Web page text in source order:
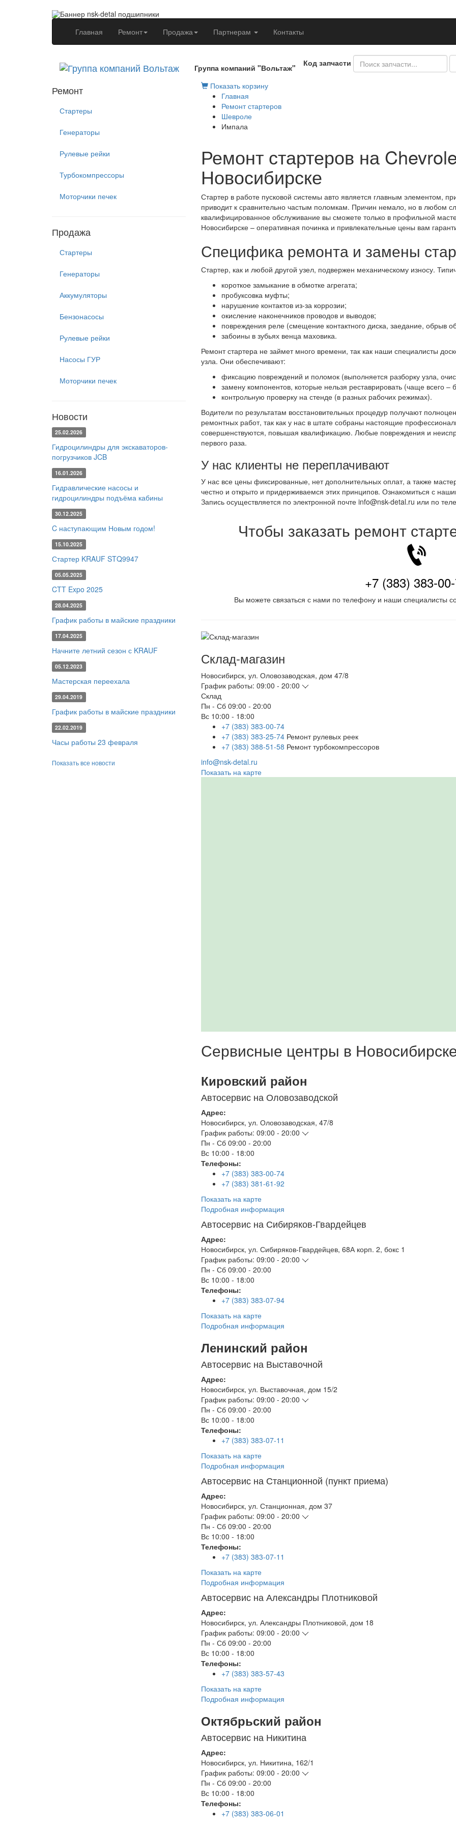
Главная (current)Ремонт Продажа Партнерам Контакты
Группа компаний "Вольтаж"
Код запчасти
Ремонт
Стартеры
Генераторы
Рулевые рейки
Турбокомпрессоры
Моторчики печек
Продажа
Стартеры
Генераторы
Аккумуляторы
Бензонасосы
Рулевые рейки
Насосы ГУР
Моторчики печек
Новости
25.02.2026
Гидроцилиндры для экскаваторов-
погрузчиков JCB
16.01.2026
Гидравлические насосы и
гидроцилиндры подъёма кабины
30.12.2025
C наступающим Новым годом!
15.10.2025
Стартер KRAUF STQ9947
05.05.2025
CTT Expo 2025
28.04.2025
График работы в майские праздники
17.04.2025
Начните летний сезон с KRAUF
05.12.2023
Мастерская переехала
29.04.2019
График работы в майские праздники
22.02.2019
Часы работы 23 февраля
Показать все новости
Показать корзину
Главная
Ремонт стартеров
Шевроле
Импала
Ремонт стартеров на
Новосибирске
Стартер в работе пусковой системы авто является главным элементом,
приводит к сравнительно частым поломкам. Причин немало, но в любом
квалифицированное обслуживание вы сможете только в профильной
Новосибирске – оперативная починка и привлекательные цены вам
Специфика ремонта и замены
Стартер, как и любой другой узел, подвержен механическому износу.
короткое замыкание в обмотке агрегата;
пробуксовка муфты;
нарушение контактов из-за коррозии;
окисление наконечников проводов и выводов;
повреждения реле (смещение контактного диска, заедание, обрыв
забоины в зубьях венца маховика.
Ремонт стартера не займет много времени, так как наши специалисты
узла. Они обеспечивают:
фиксацию повреждений и поломок (выполняется разборку узла,
замену компонентов, которые нельзя реставрировать (чаще всего –
контрольную проверку на стенде (в разных рабочих режимах).
Водители по результатам восстановительных процедур получают
ремонтных работ, так как у нас в штате собраны настоящие
совершенствуются, повышая квалификацию. Любые повреждения и
первого раза.
У нас клиенты не переплачивают
У нас все цены фиксированные, нет дополнительных оплат, а также
честно и открыто и придерживаемся этих принципов. Ознакомиться с
Запись осуществляется по электронной почте info@nsk-detal.ru или по
Чтобы заказать ремонт
+7 (383) 383-
Вы можете связаться с нами по телефону и наши специалисты
Склад-магазин
Новосибирск, ул. Оловозаводская, дом 47/8
График работы: 09:00 - 20:00
Склад
Пн - Сб 09:00 - 20:00
Вс 10:00 - 18:00
+7 (383) 383-00-74
+7 (383) 383-25-74 Ремонт рулевых реек
+7 (383) 388-51-58 Ремонт турбокомпрессоров
info@nsk-detal.ru
Показать на карте
Сервисные центры в
Кировский район
Автосервис на Оловозаводской
Адрес:
Новосибирск, ул. Оловозаводская, 47/8
График работы: 09:00 - 20:00
Пн - Сб 09:00 - 20:00
Вс 10:00 - 18:00
Телефоны:
+7 (383) 383-00-74
+7 (383) 381-61-92
Показать на карте
Подробная информация
Автосервис на Сибиряков-Гвардейцев
Адрес:
Новосибирск, ул. Сибиряков-Гвардейцев, 68А корп. 2, бокс 1
График работы: 09:00 - 20:00
Пн - Сб 09:00 - 20:00
Вс 10:00 - 18:00
Телефоны:
+7 (383) 383-07-94
Показать на карте
Подробная информация
Ленинский район
Автосервис на Выставочной
Адрес:
Новосибирск, ул. Выставочная, дом 15/2
График работы: 09:00 - 20:00
Пн - Сб 09:00 - 20:00
Вс 10:00 - 18:00
Телефоны:
+7 (383) 383-07-11
Показать на карте
Подробная информация
Автосервис на Станционной (пункт приема)
Адрес:
Новосибирск, ул. Станционная, дом 37
График работы: 09:00 - 20:00
Пн - Сб 09:00 - 20:00
Вс 10:00 - 18:00
Телефоны:
+7 (383) 383-07-11
Показать на карте
Подробная информация
Автосервис на Александры Плотниковой
Адрес:
Новосибирск, ул. Александры Плотниковой, дом 18
График работы: 09:00 - 20:00
Пн - Сб 09:00 - 20:00
Вс 10:00 - 18:00
Телефоны:
+7 (383) 383-57-43
Показать на карте
Подробная информация
Октябрьский район
Автосервис на Никитина
Адрес:
Новосибирск, ул. Никитина, 162/1
График работы: 09:00 - 20:00
Пн - Сб 09:00 - 20:00
Вс 10:00 - 18:00
Телефоны:
+7 (383) 383-06-01